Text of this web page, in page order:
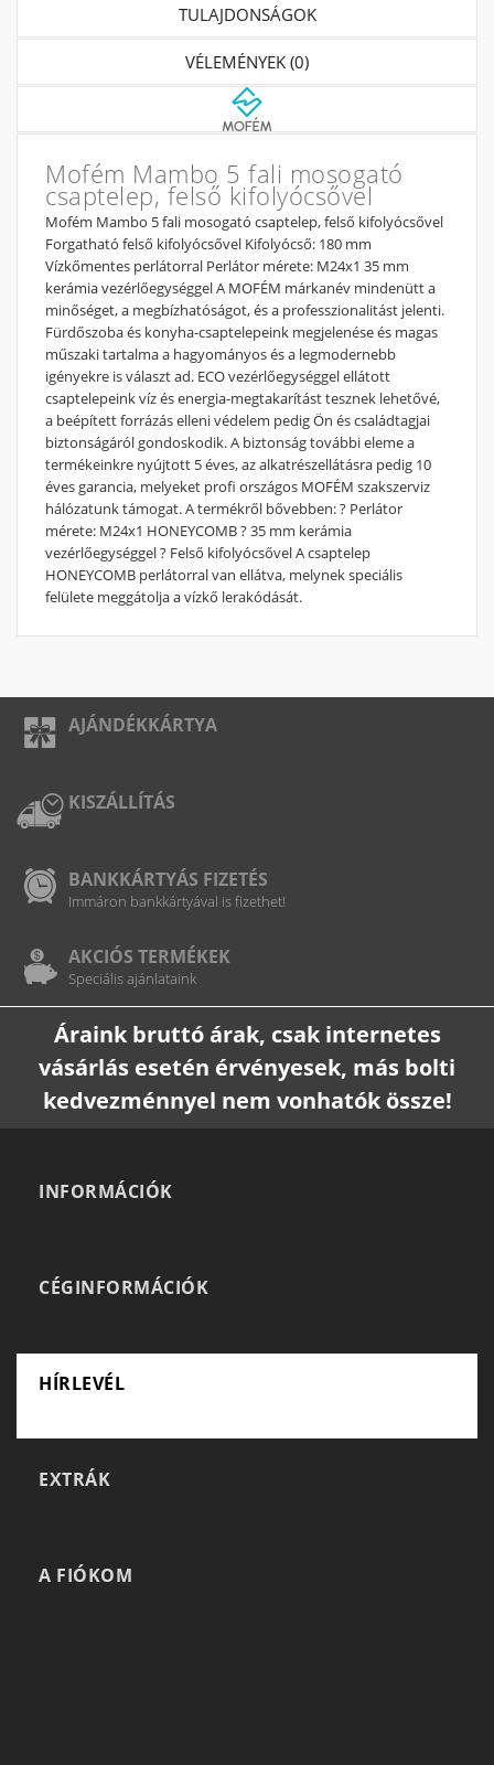
TULAJDONSÁGOK
VÉLEMÉNYEK (0)
Mofém Mambo 5 fali mosogató
csaptelep, felső kifolyócsővel
Mofém Mambo 5 fali mosogató csaptelep, felső kifolyócsővel
Forgatható felső kifolyócsővel Kifolyócső: 180 mm
Vízkőmentes perlátorral Perlátor mérete: M24x1 35 mm
kerámia vezérlőegységgel A MOFÉM márkanév mindenütt a
minőséget, a megbízhatóságot, és a professzionalitást jelenti.
Fürdőszoba és konyha-csaptelepeink megjelenése és magas
műszaki tartalma a hagyományos és a legmodernebb
igényekre is választ ad. ECO vezérlőegységgel ellátott
csaptelepeink víz és energia-megtakarítást tesznek lehetővé,
a beépített forrázás elleni védelem pedig Ön és családtagjai
biztonságáról gondoskodik. A biztonság további eleme a
termékeinkre nyújtott 5 éves, az alkatrészellátásra pedig 10
éves garancia, melyeket profi országos MOFÉM szakszerviz
hálózatunk támogat. A termékről bővebben: ? Perlátor
mérete: M24x1 HONEYCOMB ? 35 mm kerámia
vezérlőegységgel ? Felső kifolyócsővel A csaptelep
HONEYCOMB perlátorral van ellátva, melynek speciális
felülete meggátolja a vízkő lerakódását.
AJÁNDÉKKÁRTYA
KISZÁLLÍTÁS
BANKKÁRTYÁS FIZETÉS
Immáron bankkártyával is fizethet!
AKCIÓS TERMÉKEK
Speciális ajánlataink
Áraink bruttó árak, csak internetes
vásárlás esetén érvényesek, más bolti
kedvezménnyel nem vonhatók össze!
INFORMÁCIÓK
CÉGINFORMÁCIÓK
HÍRLEVÉL
EXTRÁK
A FIÓKOM